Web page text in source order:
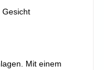
Gesicht
Mit einem